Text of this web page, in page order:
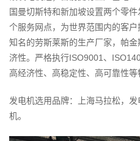
国曼切斯特和新加坡设置两个零
个服务网点，为世界范围内的客
知名的劳斯莱斯的生产厂家，帕
济性。严格执行ISO9001、
高经济性、高稳定性、高可靠性等
发电机选用品牌：上海马拉松，
机。